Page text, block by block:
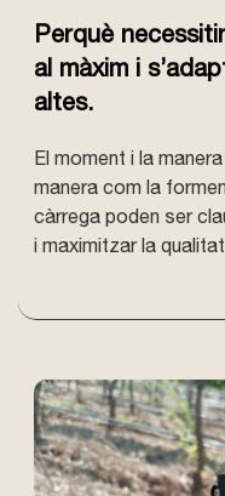
Perquè
al màxim i
altes.
El moment i la
manera com la
càrrega poden ser
i maximitzar la